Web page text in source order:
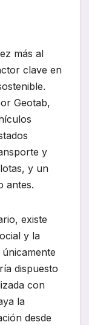
más al
clave en
Geotab,
y
y un
antes.
existe
y la
dispuesto
con
la
desde